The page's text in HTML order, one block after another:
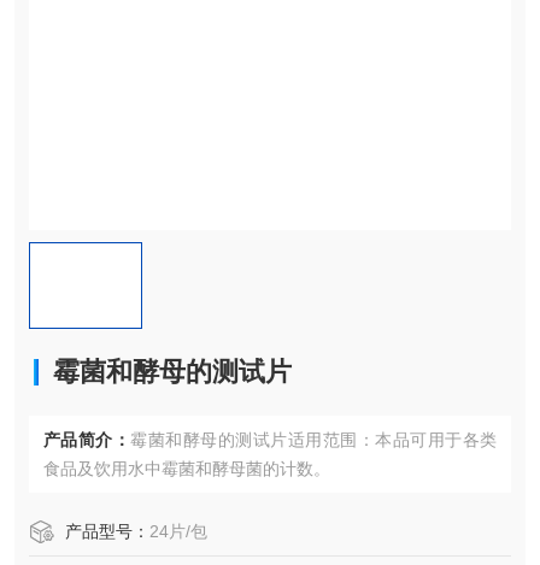
霉菌和酵母的测试片
产品简介： 霉菌和酵母的测试片适用范围：本品可用于各类
食品及饮用水中霉菌和酵母菌的计数。
产品型号： 24片/包